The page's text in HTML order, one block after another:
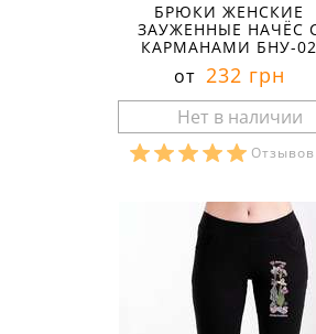
БРЮКИ ЖЕНСКИЕ
ЗАУЖЕННЫЕ НАЧЁС
КАРМАНАМИ БНУ-02
от 232 грн
Отзывов